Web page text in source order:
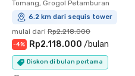
Tomang, Grogol Petamburan
6.2 km dari sequis tower
mulai dari Rp2.218.000
-4% Rp2.118.000 /bulan
Diskon di bulan pertama